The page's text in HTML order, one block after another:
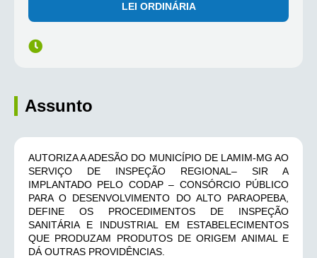
LEI ORDINÁRIA
Assunto
AUTORIZA A ADESÃO DO MUNICÍPIO DE LAMIM-MG AO
SERVIÇO DE INSPEÇÃO REGIONAL– SIR A
IMPLANTADO PELO CODAP – CONSÓRCIO PÚBLICO
PARA O DESENVOLVIMENTO DO ALTO PARAOPEBA,
DEFINE OS PROCEDIMENTOS DE INSPEÇÃO
SANITÁRIA E INDUSTRIAL EM ESTABELECIMENTOS
QUE PRODUZAM PRODUTOS DE ORIGEM ANIMAL E
DÁ OUTRAS PROVIDÊNCIAS.